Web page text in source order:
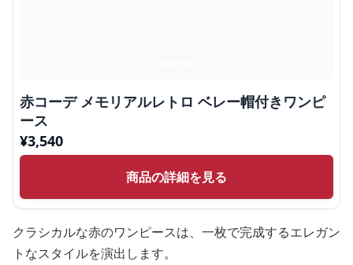
赤コーデ メモリアルレトロ ベレー帽付きワンピ
ース
¥3,540
商品の詳細を見る
クラシカルな赤のワンピースは、一枚で完成するエレガン
トなスタイルを演出します。